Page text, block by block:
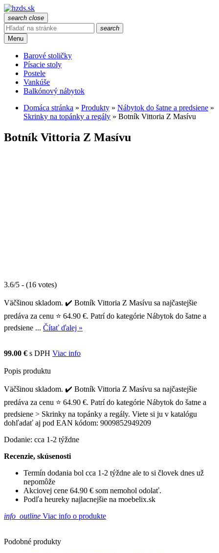
search close
search
Menu
Barové stoličky
Písacie stoly
Postele
Vankúše
Balkónový nábytok
Domáca stránka » Produkty » Nábytok do šatne a predsiene »
Skrinky na topánky a regály » Botník Vittoria Z Masívu
Botník Vittoria Z Masívu
3.6/5 - (16 votes)
Väčšinou skladom. ✔️ Botník Vittoria Z Masívu sa najčastejšie
predáva za cenu ⭐ 64.90 €. Patrí do kategórie Nábytok do šatne a
predsiene ... Čítať ďalej »
99.00 € s DPH Viac info
Popis produktu
Väčšinou skladom. ✔️ Botník Vittoria Z Masívu sa najčastejšie
predáva za cenu ⭐ 64.90 €. Patrí do kategórie Nábytok do šatne a
predsiene > Skrinky na topánky a regály. Viete si ju v katalógu
dohľadať aj pod EAN kódom: 9009852949209
Dodanie: cca 1-2 týždne
Recenzie, skúsenosti
Termín dodania bol cca 1-2 týždne ale to si človek dnes už
nepomôže
Akciovej cene 64.90 € som nemohol odolať.
Podľa heureky najlacnejšie na moebelix.sk
info_outline Viac info o produkte
Podobné produkty